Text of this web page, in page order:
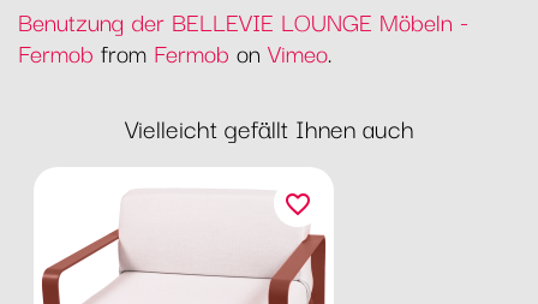
Benutzung der BELLEVIE LOUNGE Möbeln -
Fermob from Fermob on Vimeo.
Vielleicht gefällt Ihnen auch
favorite_border